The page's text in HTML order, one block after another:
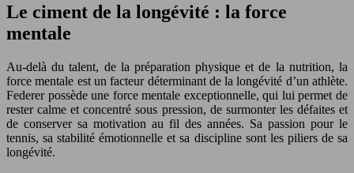
Le ciment de la longévité : la force
mentale
Au-delà du talent, de la préparation physique et de la nutrition, la
force mentale est un facteur déterminant de la longévité d’un athlète.
Federer possède une force mentale exceptionnelle, qui lui permet de
rester calme et concentré sous pression, de surmonter les défaites et
de conserver sa motivation au fil des années. Sa passion pour le
tennis, sa stabilité émotionnelle et sa discipline sont les piliers de sa
longévité.